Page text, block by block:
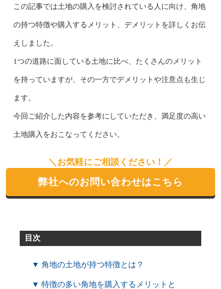
この記事では土地の購入を検討されている人に向け、角地
の持つ特徴や購入するメリット、デメリットを詳しくお伝
えしました。
1つの道路に面している土地に比べ、たくさんのメリット
を持っていますが、その一方でデメリットや注意点も生じ
ます。
今回ご紹介した内容を参考にしていただき、満足度の高い
土地購入をおこなってください。
＼お気軽にご相談ください！／
弊社へのお問い合わせはこちら
目次
▼ 角地の土地が持つ特徴とは？
▼ 特徴の多い角地を購入するメリットと